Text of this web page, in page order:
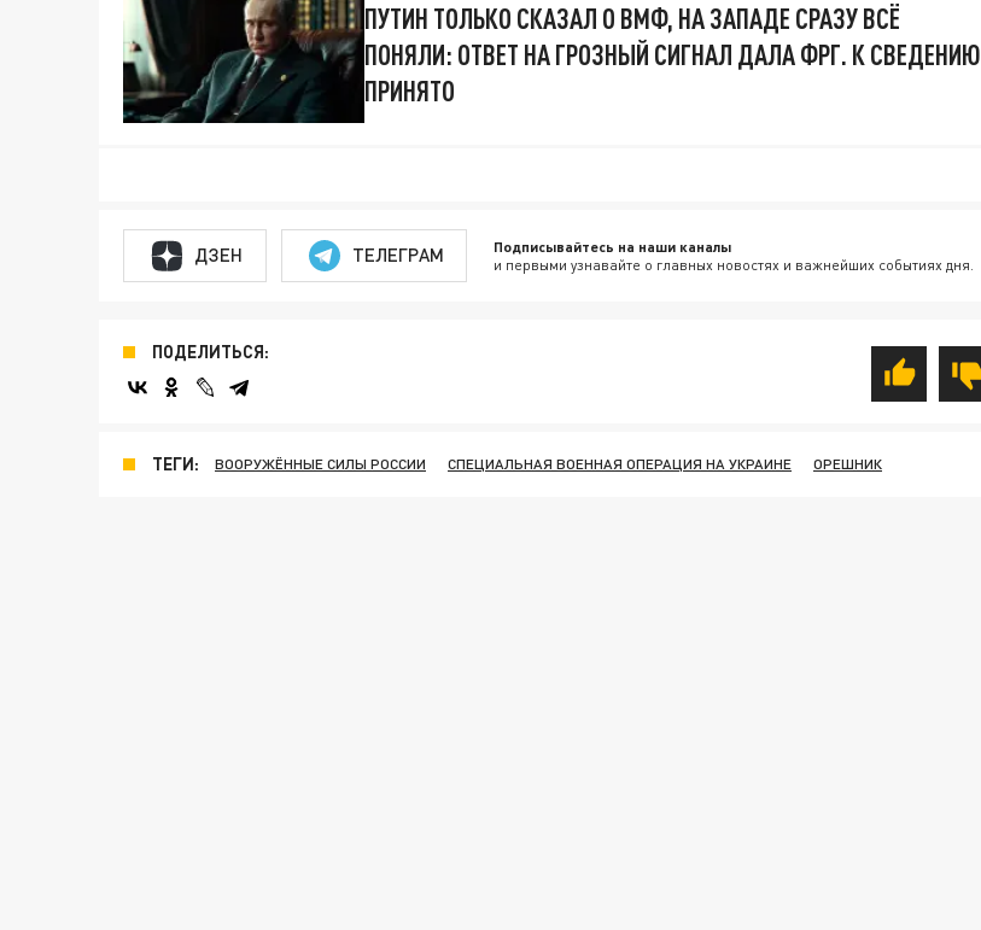
ПУТИН ТОЛЬКО СКАЗАЛ О ВМФ, НА ЗАПАДЕ СРАЗУ ВСЁ
ПОНЯЛИ: ОТВЕТ НА ГРОЗНЫЙ СИГНАЛ ДАЛА ФРГ. К СВЕДЕНИЮ
ПРИНЯТО
ДЗЕН ТЕЛЕГРАМ Подписывайтесь на наши каналы
и первыми узнавайте о главных новостях и важнейших событиях дня.
ПОДЕЛИТЬСЯ:
ТЕГИ: ВООРУЖЁННЫЕ СИЛЫ РОССИИ СПЕЦИАЛЬНАЯ ВОЕННАЯ ОПЕРАЦИЯ НА УКРАИНЕ ОРЕШНИК